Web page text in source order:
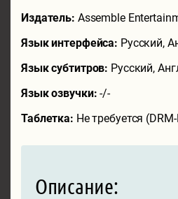
Издатель: Assemble
Язык интерфейса: Русский,
Язык субтитров: Русский,
Язык озвучки:-/-
Таблетка: Не требуется
Описание: